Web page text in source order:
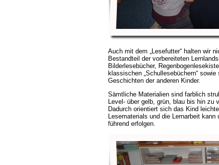
Auch mit dem „Lesefutter“ halten wir
Bestandteil der vorbereiteten
Bilderlesebücher,
klassischen „Schullesebüchern“
Geschichten der anderen Kinder.
Sämtliche Materialien sind farblich
Level- über gelb, grün, blau bis hin zu
Dadurch orientiert sich das Kind
Lesematerials und die Lernarbeit
führend erfolgen.